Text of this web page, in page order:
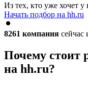
Из тех, кто уже хочет у
Начать подбор на hh.ru
8261 компания сейчас
Почему стоит
на hh.ru?